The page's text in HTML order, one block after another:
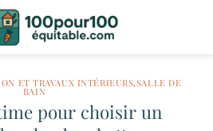
ET TRAVAUX INTÉRIEURS,SALLE DE
BAIN
pour choisir un